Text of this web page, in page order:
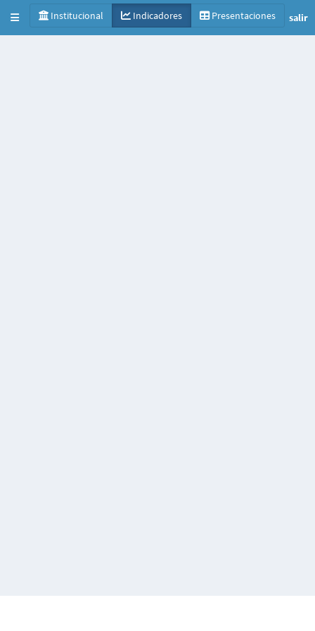
APGyE
Toggle navigation
Institucional Indicadores Presentaciones salir